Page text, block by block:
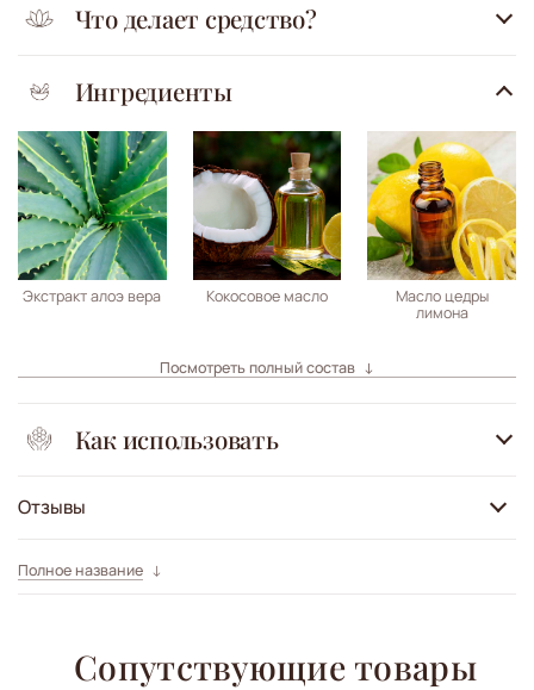
Что делает средство?
Ингредиенты
Экстракт алоэ вера Кокосовое масло
Масло цедры
лимона
Посмотреть полный состав
Как использовать
Отзывы
Полное название
Сопутствующие товары